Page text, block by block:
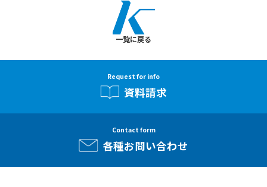
一覧に戻る
Request for info
資料請求
Contact form
各種お問い合わせ